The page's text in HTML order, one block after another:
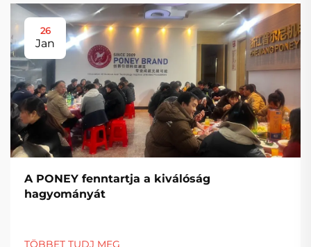
26
Jan
A PONEY fenntartja a kiválóság
hagyományát
TÖBBET TUDJ MEG